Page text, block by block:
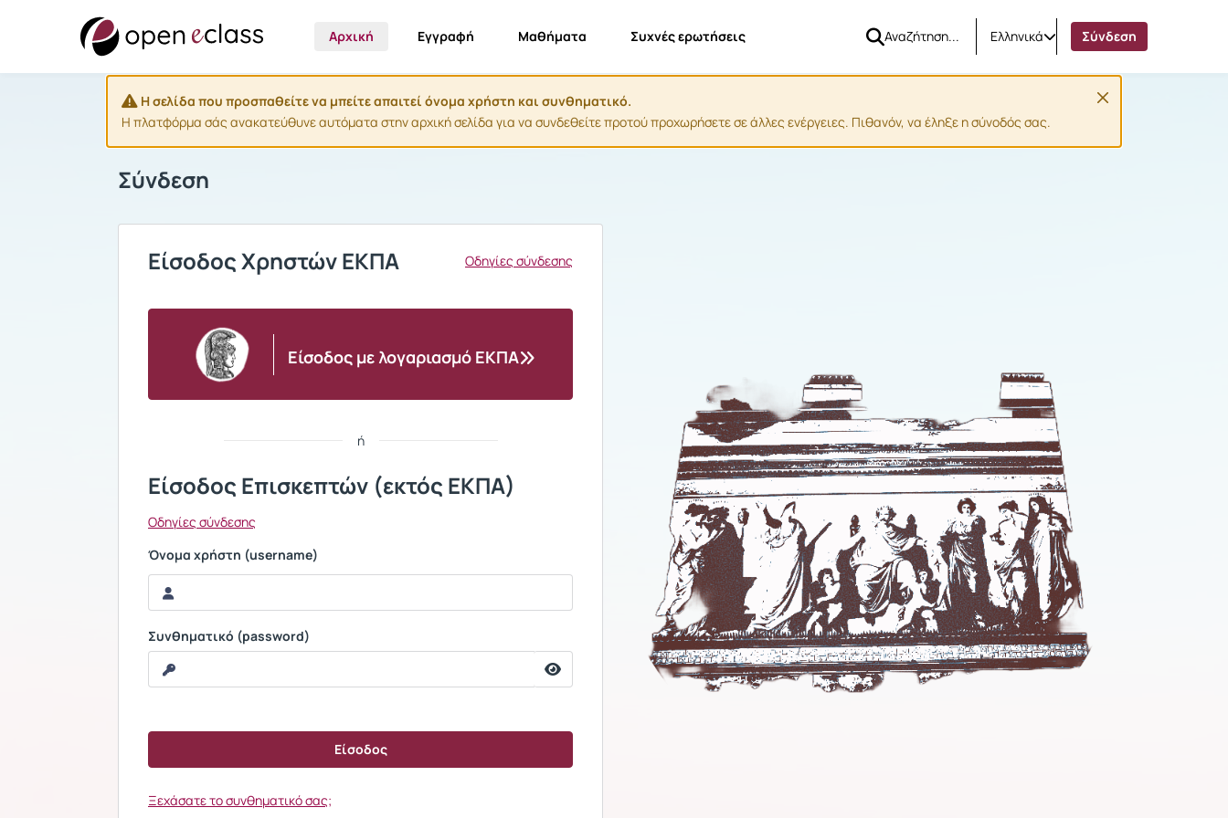
Αρχική Εγγραφή Μαθήματα Συχνές ερωτήσεις Ελληνικά Σύνδεση
Η σελίδα που προσπαθείτε να μπείτε απαιτεί όνομα χρήστη και συνθηματικό.
Η πλατφόρμα σάς ανακατεύθυνε αυτόματα στην αρχική σελίδα για να συνδεθείτε προτού προχωρήσετε σε άλλες ενέργειες. Πιθανόν, να έληξε η σύνοδός σας.
Σύνδεση
Είσοδος Χρηστών ΕΚΠΑ Οδηγίες σύνδεσης
Είσοδος με λογαριασμό ΕΚΠΑ
ή
Είσοδος Επισκεπτών (εκτός ΕΚΠΑ)
Οδηγίες σύνδεσης
Όνομα χρήστη (username)
Συνθηματικό (password)
Ξεχάσατε το συνθηματικό σας;